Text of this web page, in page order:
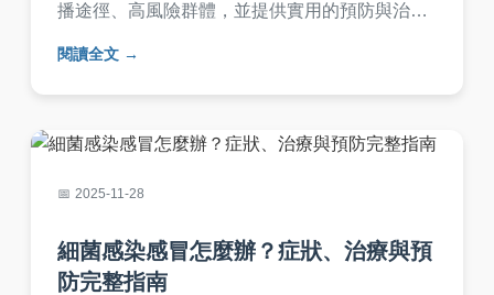
播途徑、高風險群體，並提供實用的預防與治療
基於醫學知識與個人經驗，解決所有相關疑問。
閱讀全文
2025-11-28
細菌感染感冒怎麼辦？症狀、治療與預
防完整指南